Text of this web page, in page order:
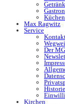
Max Ragwitz
Service
Der
Kirchen